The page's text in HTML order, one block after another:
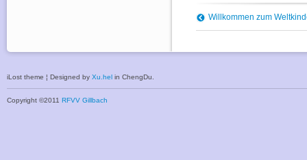
Willkommen zum
iLost theme ¦ Designed by Xu.hel in ChengDu.
Copyright ©2011 RFVV Gillbach